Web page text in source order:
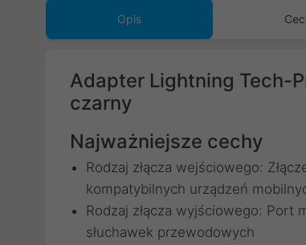
Opis
Adapter Lightning Tech-
czarny
Najważniejsze cechy
Rodzaj złącza wejściowego:
kompatybilnych urządzeń
Rodzaj złącza wyjściowego:
słuchawek przewodowych